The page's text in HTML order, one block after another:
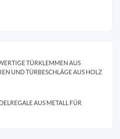
TÜRKLEMMEN AUS A
UND TÜRBESCHLÄGE AUS HOLZ
AUS METALL FÜR S